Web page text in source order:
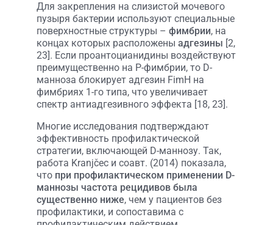
Для закрепления на слизистой мочевого
пузыря бактерии используют специальные
поверхностные структуры – фимбрии, на
концах которых расположены адгезины [2,
23]. Если проантоцианидины воздействуют
преимущественно на P-фимбрии, то D-
манноза блокирует адгезин FimH на
фимбриях 1-го типа, что увеличивает
спектр антиадгезивного эффекта [18, 23].
Многие исследования подтверждают
эффективность профилактической
стратегии, включающей D-маннозу. Так,
работа Kranjčec и соавт. (2014) показала,
что при профилактическом применении D-
маннозы частота рецидивов была
существенно ниже, чем у пациентов без
профилактики, и сопоставима с